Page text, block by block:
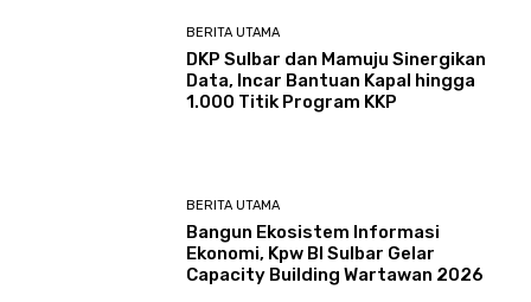
BERITA UTAMA
DKP Sulbar dan Mamuju Sinergikan
Data, Incar Bantuan Kapal hingga
1.000 Titik Program KKP
BERITA UTAMA
Bangun Ekosistem Informasi
Ekonomi, Kpw BI Sulbar Gelar
Capacity Building Wartawan 2026